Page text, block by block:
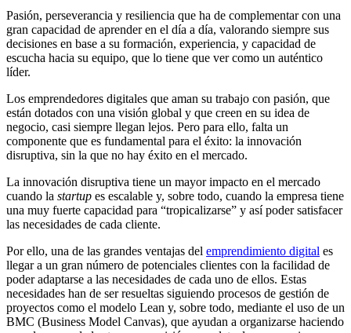
Pasión, perseverancia y resiliencia que ha de complementar con una
gran capacidad de aprender en el día a día, valorando siempre sus
decisiones en base a su formación, experiencia, y capacidad de
escucha hacia su equipo, que lo tiene que ver como un auténtico
líder.
Los emprendedores digitales que aman su trabajo con pasión, que
están dotados con una visión global y que creen en su idea de
negocio, casi siempre llegan lejos. Pero para ello, falta un
componente que es fundamental para el éxito: la innovación
disruptiva, sin la que no hay éxito en el mercado.
La innovación disruptiva tiene un mayor impacto en el mercado
cuando la startup es escalable y, sobre todo, cuando la empresa tiene
una muy fuerte capacidad para “tropicalizarse” y así poder satisfacer
las necesidades de cada cliente.
Por ello, una de las grandes ventajas del emprendimiento digital es
llegar a un gran número de potenciales clientes con la facilidad de
poder adaptarse a las necesidades de cada uno de ellos. Estas
necesidades han de ser resueltas siguiendo procesos de gestión de
proyectos como el modelo Lean y, sobre todo, mediante el uso de un
BMC (Business Model Canvas), que ayudan a organizarse haciendo